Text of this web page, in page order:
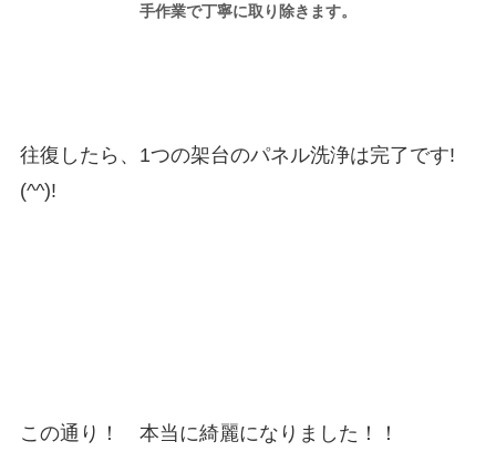
手作業で丁寧に取り除きます。
往復したら、1つの架台のパネル洗浄は完了です!
(^^)!
この通り！ 本当に綺麗になりました！！